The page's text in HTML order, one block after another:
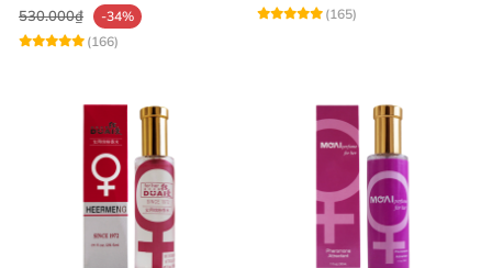
530.000₫
-34%
(166)
(165)